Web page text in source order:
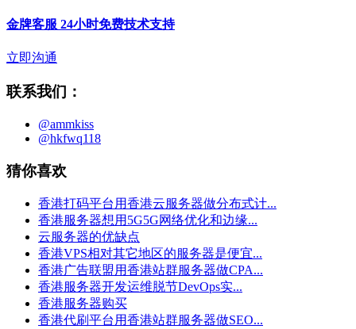
金牌客服 24小时免费技术支持
立即沟通
联系我们：
@ammkiss
@hkfwq118
猜你喜欢
香港打码平台用香港云服务器做分布式计...
香港服务器想用5G5G网络优化和边缘...
云服务器的优缺点
香港VPS相对其它地区的服务器是便宜...
香港广告联盟用香港站群服务器做CPA...
香港服务器开发运维脱节DevOps实...
香港服务器购买
香港代刷平台用香港站群服务器做SEO...